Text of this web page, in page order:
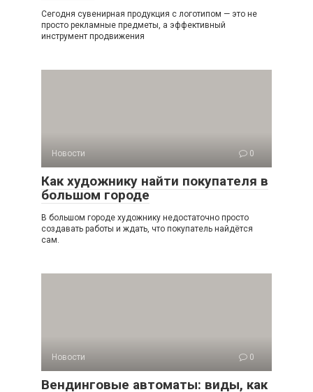
Сегодня сувенирная продукция с логотипом — это не
просто рекламные предметы, а эффективный
инструмент продвижения
Новости 0
Как художнику найти покупателя в
большом городе
В большом городе художнику недостаточно просто
создавать работы и ждать, что покупатель найдётся
сам.
Новости 0
Вендинговые автоматы: виды, как